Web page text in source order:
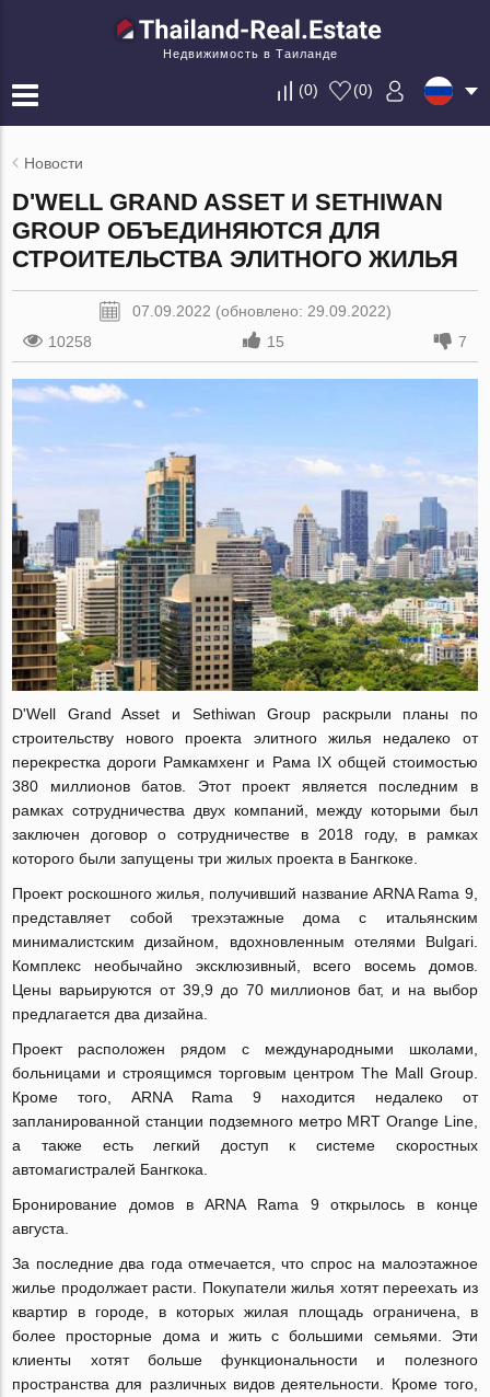
Недвижимость в Таиланде
(0) (0)
Новости
D'WELL GRAND ASSET И SETHIWAN
GROUP ОБЪЕДИНЯЮТСЯ ДЛЯ
СТРОИТЕЛЬСТВА ЭЛИТНОГО ЖИЛЬЯ
07.09.2022 (обновлено: 29.09.2022)
10258
15 7
D'Well Grand Asset и Sethiwan Group раскрыли планы по
строительству нового проекта элитного жилья недалеко от
перекрестка дороги Рамкамхенг и Рама IX общей стоимостью
380 миллионов батов. Этот проект является последним в
рамках сотрудничества двух компаний, между которыми был
заключен договор о сотрудничестве в 2018 году, в рамках
которого были запущены три жилых проекта в Бангкоке.
Проект роскошного жилья, получивший название ARNA Rama 9,
представляет собой трехэтажные дома с итальянским
минималистским дизайном, вдохновленным отелями Bulgari.
Комплекс необычайно эксклюзивный, всего восемь домов.
Цены варьируются от 39,9 до 70 миллионов бат, и на выбор
предлагается два дизайна.
Проект расположен рядом с международными школами,
больницами и строящимся торговым центром The Mall Group.
Кроме того, ARNA Rama 9 находится недалеко от
запланированной станции подземного метро MRT Orange Line,
а также есть легкий доступ к системе скоростных
автомагистралей Бангкока.
Бронирование домов в ARNA Rama 9 открылось в конце
августа.
За последние два года отмечается, что спрос на малоэтажное
жилье продолжает расти. Покупатели жилья хотят переехать из
квартир в городе, в которых жилая площадь ограничена, в
более просторные дома и жить с большими семьями. Эти
клиенты хотят больше функциональности и полезного
пространства для различных видов деятельности. Кроме того,